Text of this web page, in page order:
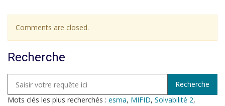
Comments are closed.
Recherche
Mots clés les plus recherchés : esma, MIFID, Solvabilité 2,